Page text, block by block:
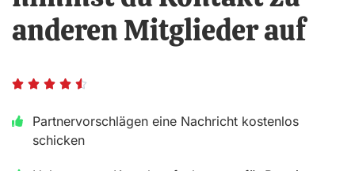
anderen Mitglieder auf
    
Partnervorschlägen eine Nachricht kostenlos
schicken